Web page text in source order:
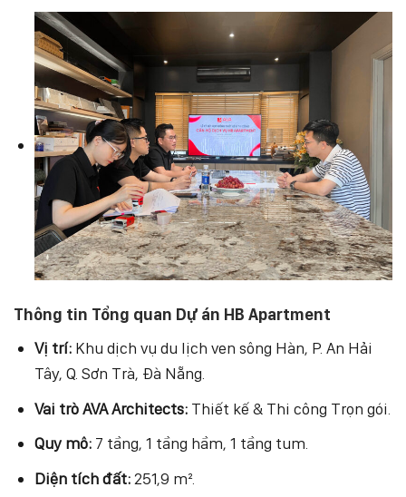
Thông tin Tổng quan Dự án HB Apartment
Vị trí: Khu dịch vụ du lịch ven sông Hàn, P. An Hải
Tây, Q. Sơn Trà, Đà Nẵng.
Vai trò AVA Architects: Thiết kế & Thi công Trọn gói.
Quy mô: 7 tầng, 1 tầng hầm, 1 tầng tum.
Diện tích đất:251,9 m².